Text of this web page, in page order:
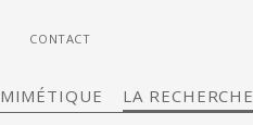
CONTACT
LA RECHERCHE